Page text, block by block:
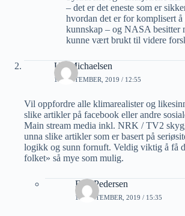
– det er det eneste som er
hvordan det er for komplisert å
kunnskap – og NASA besitter
kunne vært brukt til videre
Ulf Michaelsen
13 SEPTEMBER, 2019 / 12:55
Vil oppfordre alle klimarealister og
slike artikler på facebook eller andre
Main stream media inkl. NRK / TV2
unna slike artikler som er basert på
logikk og sunn fornuft. Veldig viktig å få
folket» så mye som mulig.
Erik Pedersen
13 SEPTEMBER, 2019 / 15:35